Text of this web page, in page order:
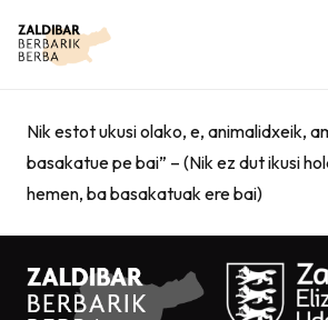
Nik estot ukusi olako, e, animalidxeik,
basakatue pe bai” – (Nik ez dut ikusi
hemen, ba basakatuak ere bai)